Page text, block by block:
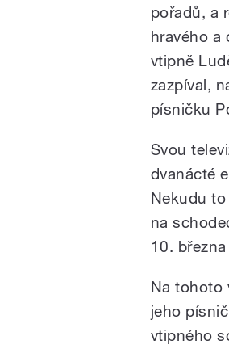
pořadů, a
hravého a
vtipně
zazpíval,
písničku
Svou
dvanácté
Nekudu
na
10.
Na tohoto
jeho
vtipného